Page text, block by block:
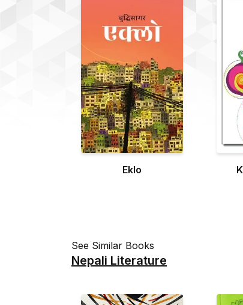
Eklo
See Similar Books
Nepali Literature